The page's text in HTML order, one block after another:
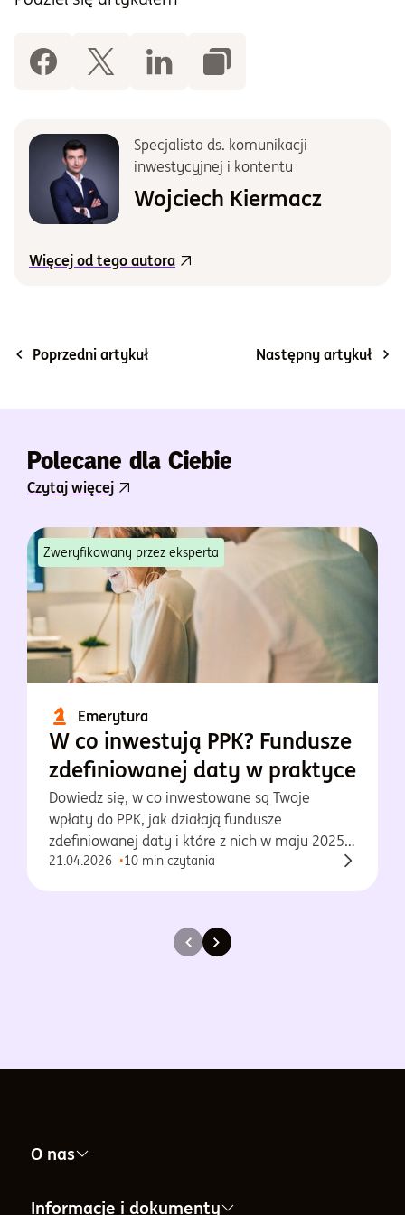
Specjalista ds. komunikacji
inwestycyjnej i kontentu
Wojciech Kiermacz
Więcej od tego autora
Poprzedni artykuł Następny artykuł
Polecane dla Ciebie
Czytaj więcej
Zweryfikowany przez eksperta
Emerytura
W co inwestują PPK? Fundusze
zdefiniowanej daty w praktyce
Dowiedz się, w co inwestowane są Twoje
wpłaty do PPK, jak działają fundusze
zdefiniowanej daty i które z nich w maju 2025
osiągnęły najlepsze wyniki.
21.04.2026 10 min czytania
O nas
Nasza firma
Informacje i dokumenty